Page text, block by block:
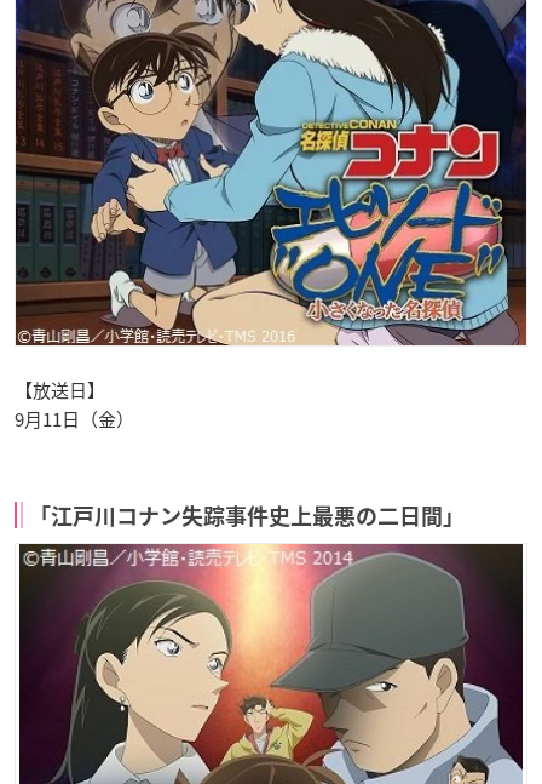
【放送日】
9月11日（金）
「江戸川コナン失踪事件史上最悪の二日間」